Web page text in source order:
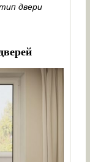
двери